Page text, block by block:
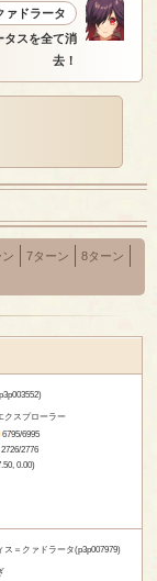
ァドラータ
スを全て消
去！
7ターン
8ターン
クスプローラー
6795/6995
2726/2776
0.00)
ス＝クァドラータ(p3p007979)